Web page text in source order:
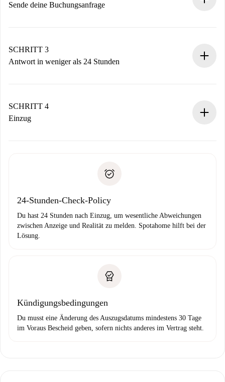
Sende deine Buchungsanfrage
Denk daran, dass wir dich erst belasten, wenn der
Vermieter zustimmt.
SCHRITT 3
Antwort in weniger als 24 Stunden
stellen den Kontakt her.
Wenn der Vermieter ablehnen muss, entstehen keine
SCHRITT 4
Einzug
24-Stunden-Check-Policy
Du hast 24 Stunden nach Einzug, um wesentliche Abweichungen
zwischen Anzeige und Realität zu melden. Spotahome hilft bei der
Lösung.
Kündigungsbedingungen
Du musst eine Änderung des Auszugsdatums mindestens 30 Tage
im Voraus Bescheid geben, sofern nichts anderes im Vertrag steht.